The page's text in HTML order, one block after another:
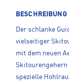
BESCHREIBUNG
Der schlanke
vielseitiger
mit dem neuen
Skitourengehern
spezielle